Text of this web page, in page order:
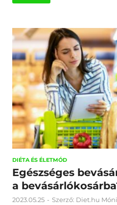
DIÉTA ÉS ÉLETMÓD
Egészséges
a
2023.05.25 - Szerző: Diet.hu